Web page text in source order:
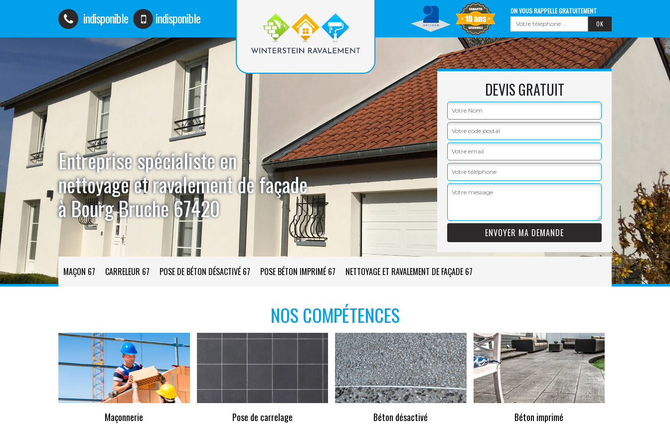
indisponible indisponible ON VOUS RAPPELLE GRATUITEMENT
Entreprise spécialiste en
nettoyage et ravalement de façade
à Bourg Bruche 67420
DEVIS GRATUIT
MAÇON 67 CARRELEUR 67 POSE DE BÉTON DÉSACTIVÉ 67 POSE BÉTON IMPRIMÉ 67 NETTOYAGE ET RAVALEMENT DE FAÇADE 67
NOS COMPÉTENCES
Maçonnerie Pose de carrelage Béton désactivé Béton imprimé